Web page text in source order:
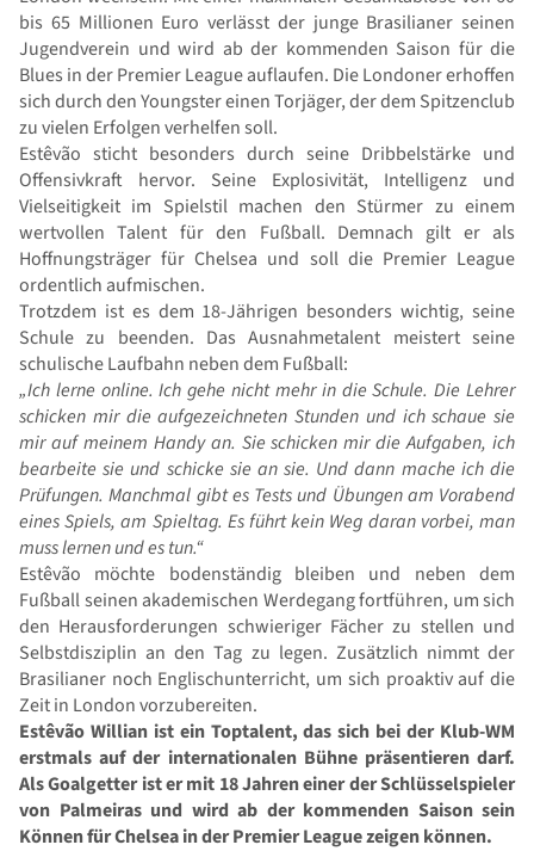
bis 65 Millionen Euro verlässt der junge Brasilianer seinen
Jugendverein und wird ab der kommenden Saison für die
Blues in der Premier League auflaufen. Die Londoner erhoffen
sich durch den Youngster einen Torjäger, der dem Spitzenclub
zu vielen Erfolgen verhelfen soll.
Estêvão sticht besonders durch seine Dribbelstärke und
Offensivkraft hervor. Seine Explosivität, Intelligenz und
Vielseitigkeit im Spielstil machen den Stürmer zu einem
wertvollen Talent für den Fußball. Demnach gilt er als
Hoffnungsträger für Chelsea und soll die Premier League
ordentlich aufmischen.
Trotzdem ist es dem 18-Jährigen besonders wichtig, seine
Schule zu beenden. Das Ausnahmetalent meistert seine
schulische Laufbahn neben dem Fußball:
„Ich lerne online. Ich gehe nicht mehr in die Schule. Die Lehrer
schicken mir die aufgezeichneten Stunden und ich schaue sie
mir auf meinem Handy an. Sie schicken mir die Aufgaben, ich
bearbeite sie und schicke sie an sie. Und dann mache ich die
Prüfungen. Manchmal gibt es Tests und Übungen am Vorabend
eines Spiels, am Spieltag. Es führt kein Weg daran vorbei, man
muss lernen und es tun.“
Estêvão möchte bodenständig bleiben und neben dem
Fußball seinen akademischen Werdegang fortführen, um sich
den Herausforderungen schwieriger Fächer zu stellen und
Selbstdisziplin an den Tag zu legen. Zusätzlich nimmt der
Brasilianer noch Englischunterricht, um sich proaktiv auf die
Zeit in London vorzubereiten.
Estêvão Willian ist ein Toptalent, das sich bei der Klub-WM
erstmals auf der internationalen Bühne präsentieren darf.
Als Goalgetter ist er mit 18 Jahren einer der Schlüsselspieler
von Palmeiras und wird ab der kommenden Saison sein
Können für Chelsea in der Premier League zeigen können.